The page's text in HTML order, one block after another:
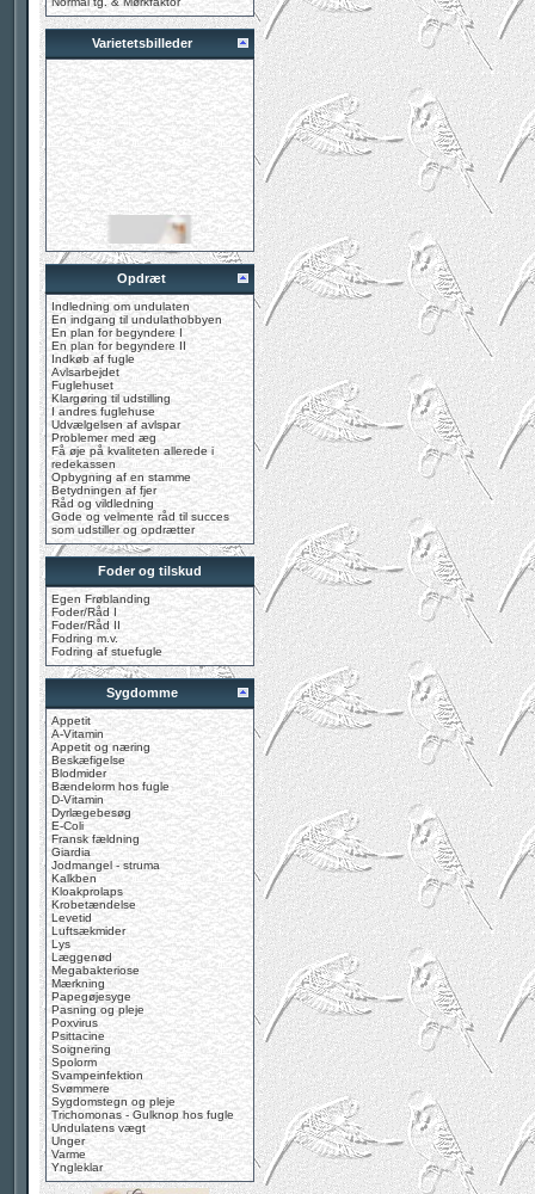
Varietetsbilleder
Opdræt
Indledning om undulaten
En indgang til undulathobbyen
En plan for begyndere I
En plan for begyndere II
Indkøb af fugle
Avlsarbejdet
Fuglehuset
Klargøring til udstilling
I andres fuglehuse
Udvælgelsen af avlspar
Problemer med æg
Få øje på kvaliteten allerede i
redekassen
Opbygning af en stamme
Betydningen af fjer
Råd og vildledning
Gode og velmente råd til succes
som udstiller og opdrætter
Foder og tilskud
Egen Frøblanding
Foder/Råd I
Foder/Råd II
Fodring m.v.
Fodring af stuefugle
Sygdomme
Appetit
A-Vitamin
Appetit og næring
Beskæfigelse
Blodmider
Bændelorm hos fugle
D-Vitamin
Dyrlægebesøg
E-Coli
Fransk fældning
Giardia
Jodmangel - struma
Kalkben
Kloakprolaps
Krobetændelse
Levetid
Luftsækmider
Lys
Læggenød
Megabakteriose
Mærkning
Papegøjesyge
Pasning og pleje
Poxvirus
Psittacine
Soignering
Spolorm
Svampeinfektion
Svømmere
Sygdomstegn og pleje
Trichomonas - Gulknop hos fugle
Undulatens vægt
Unger
Varme
Yngleklar